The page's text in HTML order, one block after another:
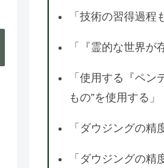
「技術の習得過程
「『霊的な世界が
「使用する『ペ
もの”を使用する」
「ダウジングの
「ダウジングの